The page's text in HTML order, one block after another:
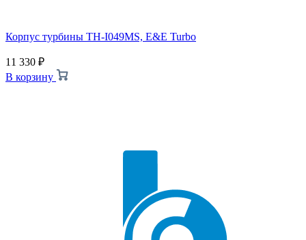
Корпус турбины TH-I049MS, E&E Turbo
11 330 ₽
В корзину